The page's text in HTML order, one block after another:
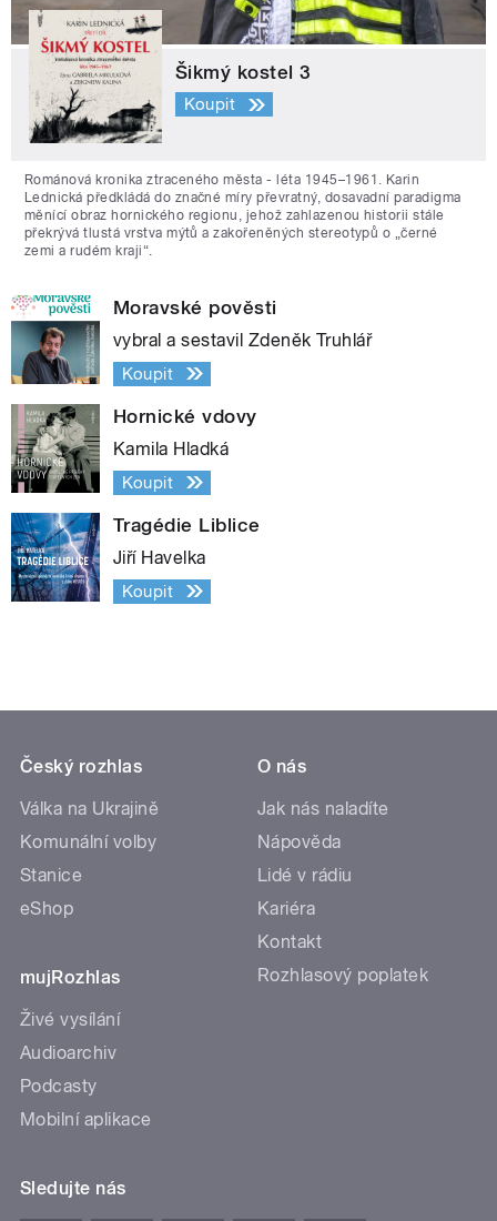
Šikmý kostel 3
Koupit
Románová kronika ztraceného města - léta 1945–1961. Karin
Lednická předkládá do značné míry převratný, dosavadní paradigma
měnící obraz hornického regionu, jehož zahlazenou historii stále
překrývá tlustá vrstva mýtů a zakořeněných stereotypů o „černé
zemi a rudém kraji“.
Moravské pověsti
vybral a sestavil Zdeněk Truhlář
Koupit
Hornické vdovy
Kamila Hladká
Koupit
Tragédie Liblice
Jiří Havelka
Koupit
Český rozhlas
Válka na Ukrajině
Komunální volby
Stanice
eShop
mujRozhlas
Živé vysílání
Audioarchiv
Podcasty
Mobilní aplikace
O nás
Jak nás naladíte
Nápověda
Lidé v rádiu
Kariéra
Kontakt
Rozhlasový poplatek
Sledujte nás